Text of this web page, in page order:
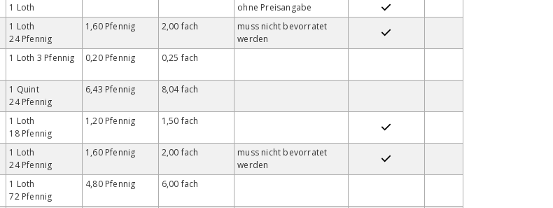
1 Loth
ohne Preisangabe
1 Loth
24 Pfennig
1,60 Pfennig 2,00 fach
muss nicht bevorratet
werden
1 Loth 3 Pfennig 0,20 Pfennig 0,25 fach
1 Quint
24 Pfennig
6,43 Pfennig 8,04 fach
1 Loth
18 Pfennig
1,20 Pfennig 1,50 fach
1 Loth
24 Pfennig
1,60 Pfennig 2,00 fach
muss nicht bevorratet
werden
1 Loth
72 Pfennig
4,80 Pfennig 6,00 fach